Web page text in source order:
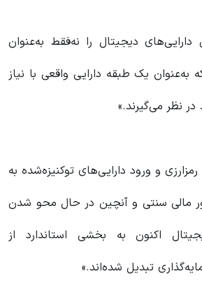
دیجیتال را نه‌فقط به‌عنوان
به‌عنوان یک طبقه دارایی واقعی با نیاز
نظر می‌گیرند.»
و ورود دارایی‌های توکنیزه‌شده به
مالی سنتی و آنچین در حال محو شدن
اکنون به بخشی استاندارد از
تبدیل شده‌اند.»